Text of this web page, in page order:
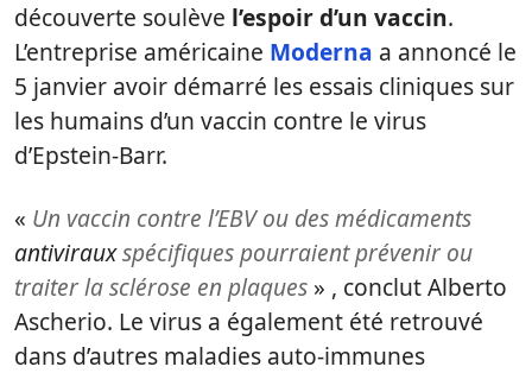
découverte soulève l’espoir d’un vaccin.
L’entreprise américaine Moderna a annoncé le
5 janvier avoir démarré les essais cliniques sur
les humains d’un vaccin contre le virus
d’Epstein-Barr.
« Un vaccin contre l’EBV ou des médicaments
antivirauxspécifiques pourraient prévenir ou
traiter la sclérose en plaques » , conclut Alberto
Ascherio. Le virus a également été retrouvé
dans d’autres maladies auto-immunes